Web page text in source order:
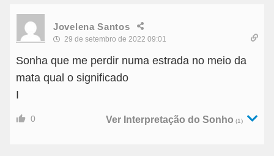
Jovelena Santos
29 de setembro de 2022 09:01
Sonha que me perdir numa estrada no meio da
mata qual o significado
I
0 Ver Interpretação do Sonho (1)